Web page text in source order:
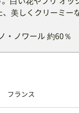
美しくクリーミー
・ノワール 約60％
フランス